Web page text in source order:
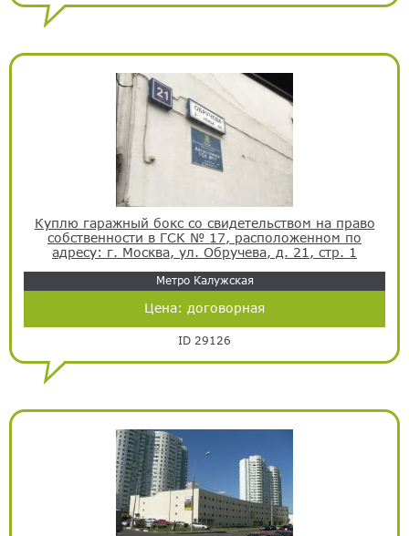
Куплю гаражный бокс со свидетельством на право
собственности в ГСК № 17, расположенном по
адресу: г. Москва, ул. Обручева, д. 21, стр. 1
Метро Калужская
Цена: договорная
ID 29126